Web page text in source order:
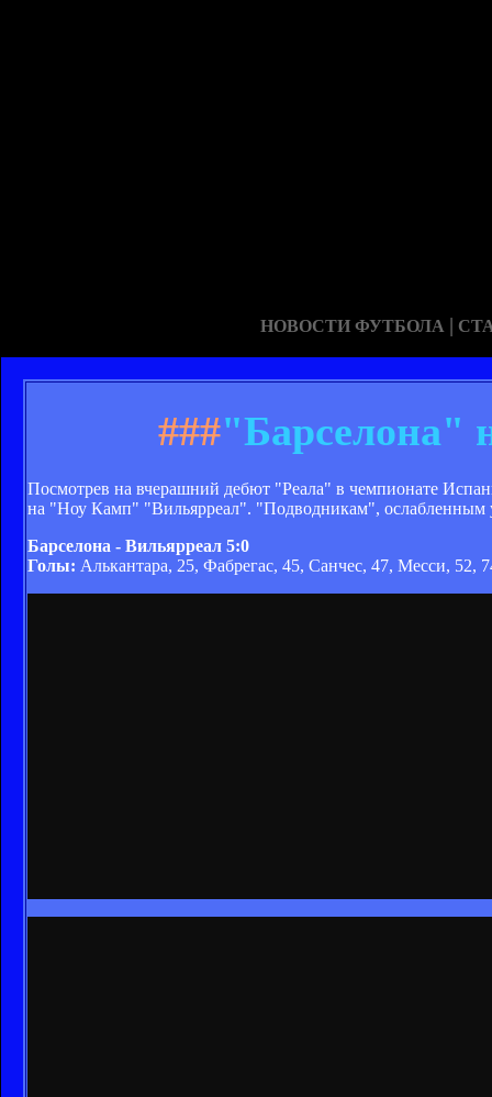
НОВОСТИ ФУТБОЛА |
###"Барселона"
Посмотрев на вчерашний дебют "Реала" в чемпионате
на "Ноу Камп" "Вильярреал". "Подводникам", ослабленным
Барселона - Вильярреал 5:0
Голы: Алькантара, 25, Фабрегас, 45, Санчес, 47, Месси, 52,